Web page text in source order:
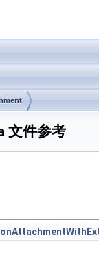
文件参考